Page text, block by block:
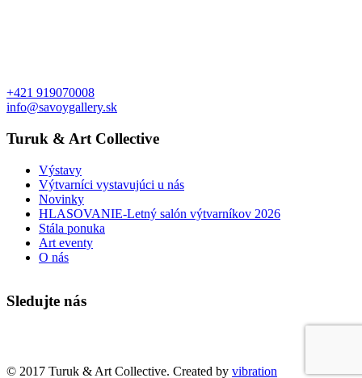
+421 919070008
info@savoygallery.sk
Turuk & Art Collective
Výstavy
Výtvarníci vystavujúci u nás
Novinky
HLASOVANIE-Letný salón výtvarníkov 2026
Stála ponuka
Art eventy
O nás
Sledujte nás
© 2017 Turuk & Art Collective. Created by vibration